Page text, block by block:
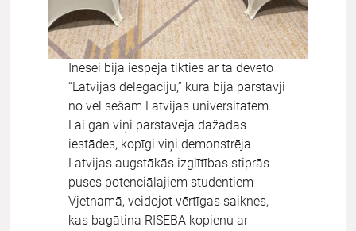
Inesei bija iespēja tikties ar tā dēvēto
“Latvijas delegāciju,” kurā bija pārstāvji
no vēl sešām Latvijas universitātēm.
Lai gan viņi pārstāvēja dažādas
iestādes, kopīgi viņi demonstrēja
Latvijas augstākās izglītības stiprās
puses potenciālajiem studentiem
Vjetnamā, veidojot vērtīgas saiknes,
kas bagātina RISEBA kopienu ar